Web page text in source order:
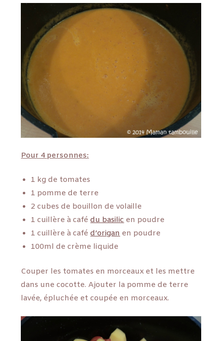
Pour 4 personnes:
1 kg de tomates
1 pomme de terre
2 cubes de bouillon de volaille
1 cuillère à cafédu basilicen poudre
1 cuillère à caféd’origanen poudre
100ml de crème liquide
Couper les tomates en morceaux et les mettre
dans une cocotte. Ajouter la pomme de terre
lavée, épluchée et coupée en morceaux.